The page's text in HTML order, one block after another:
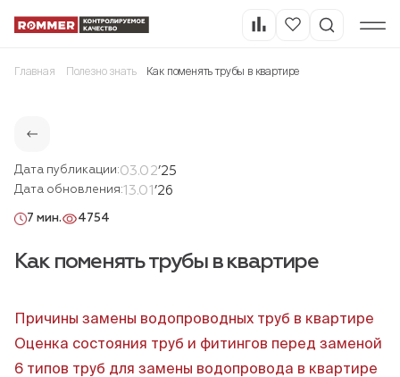
Главная Полезно знать Как поменять трубы в квартире
Дата публикации:03.02’25
Дата обновления:13.01 ’26
7 мин. 4754
Как поменять трубы в квартире
Причины замены водопроводных труб в квартире
Оценка состояния труб и фитингов перед заменой
6 типов труб для замены водопровода в квартире